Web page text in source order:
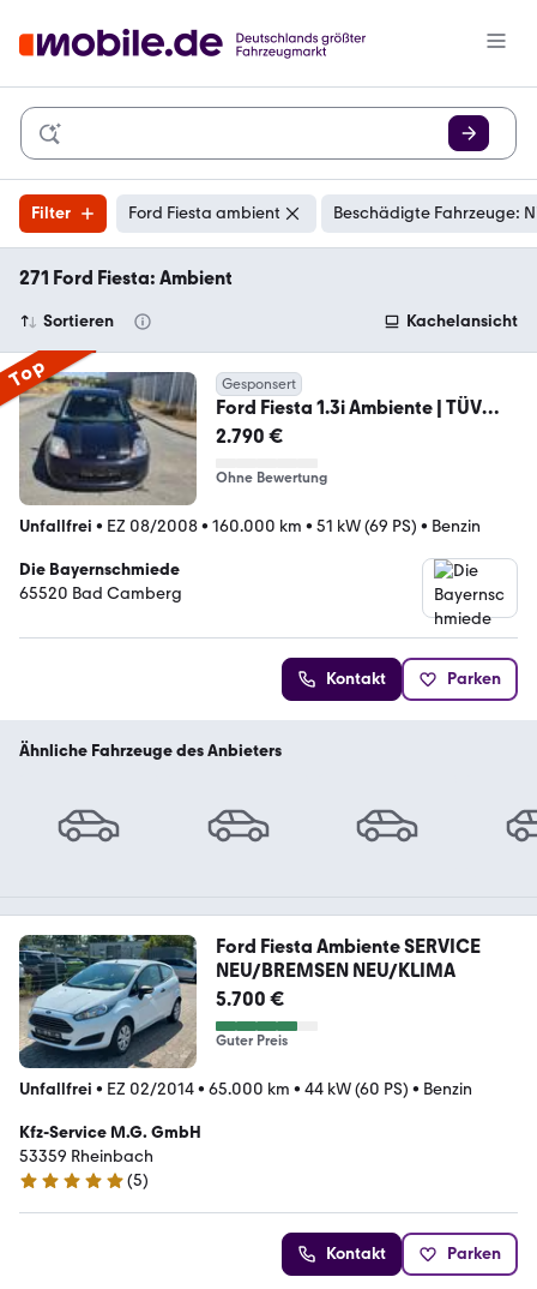
Filter Ford Fiesta ambient Beschädigte Fahrzeuge:
271 Ford Fiesta: Ambient
Sortieren Kachelansicht
Top Gesponsert
Ford Fiesta 1.3i Ambiente | TÜV
NEU | KLIMA
2.790 €
Ohne Bewertung
Unfallfrei • EZ 08/2008• 160.000 km • 51 kW (69 PS) • Benzin
Die Bayernschmiede
65520 Bad Camberg
Kontakt Parken
Ähnliche Fahrzeuge des Anbieters
Ford Fiesta Ambiente SERVICE
NEU/BREMSEN NEU/KLIMA
5.700 €
Guter Preis
Unfallfrei • EZ 02/2014• 65.000 km • 44 kW (60 PS) • Benzin
Kfz-Service M.G. GmbH
53359 Rheinbach
4.8 Sterne
(5)
Kontakt Parken